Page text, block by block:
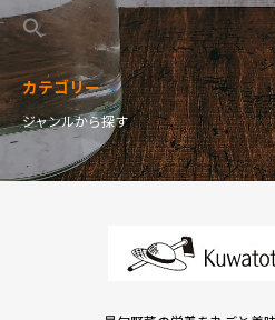
カテゴリー
ジャンルから探す